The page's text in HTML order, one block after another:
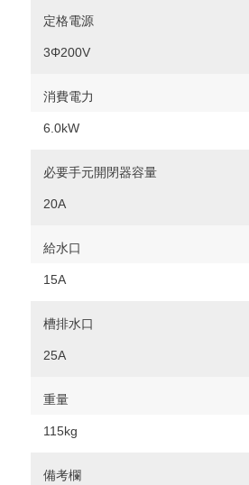
定格電源
3Φ200V
消費電力
6.0kW
必要手元開閉器容量
20A
給水口
15A
槽排水口
25A
重量
115kg
備考欄